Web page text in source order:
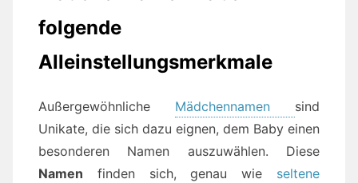
folgende
Alleinstellungsmerkmale
Außergewöhnliche Mädchennamen sind
Unikate, die sich dazu eignen, dem Baby einen
besonderen Namen auszuwählen. Diese
Namen finden sich, genau wie seltene